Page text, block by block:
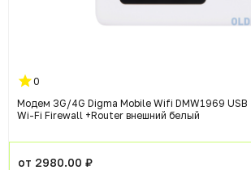
0
Модем 3G/4G Digma Mobile Wifi DMW1969 USB
Wi-Fi Firewall +Router внешний белый
от 2980.00 ₽